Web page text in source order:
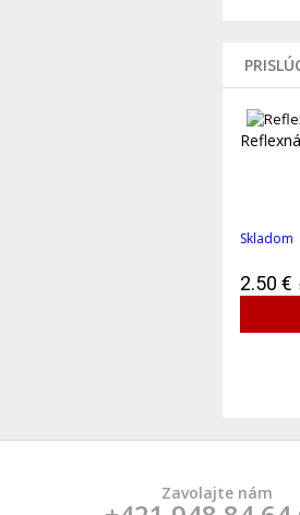
Skladom
2.50 €
Zavolajte nám